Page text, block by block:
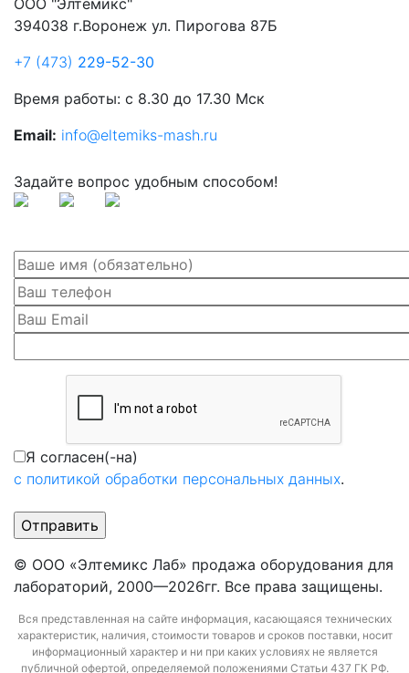
ООО "Элтемикс"
394038 г.Воронеж ул. Пирогова 87Б
+7 (473) 229-52-30
Время работы: с 8.30 до 17.30 Мск
Email: info@eltemiks-mash.ru
Задайте вопрос удобным способом!
Я согласен(-на)
с политикой обработки персональных данных.
© ООО «Элтемикс Лаб» продажа оборудования для
лабораторий, 2000—2026гг. Все права защищены.
Вся представленная на сайте информация, касающаяся технических
характеристик, наличия, стоимости товаров и сроков поставки, носит
информационный характер и ни при каких условиях не является
публичной офертой, определяемой положениями Статьи 437 ГК РФ.